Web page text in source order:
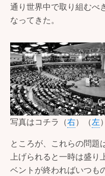
通り世界中で取り組むべ
なってきた。
写真はコチラ（右）（左
ところが、これらの問題
上げられると一時は盛り
ベントが終わればいつも